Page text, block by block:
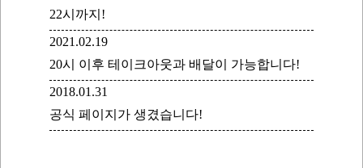
22시까지!
2021.02.19
20시 이후 테이크아웃과 배달이 가능합니다!
2018.01.31
공식 페이지가 생겼습니다!